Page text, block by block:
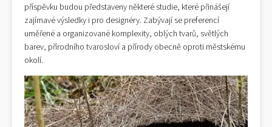
příspěvku budou představeny některé studie, které přinášejí
zajímavé výsledky i pro designéry. Zabývají se preferencí
uměřené a organizované komplexity, oblých tvarů, světlých
barev, přírodního tvarosloví a přírody obecně oproti městskému
okolí.